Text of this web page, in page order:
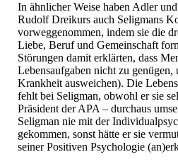
In ähnlicher Weise haben Adler
Rudolf Dreikurs auch Seligmans
vorweggenommen, indem sie die
Liebe, Beruf und Gemeinschaft
Störungen damit erklärten, dass
Lebensaufgaben nicht zu
Krankheit ausweichen). Die
fehlt bei Seligman, obwohl er sie
Präsident der APA – durchaus
Seligman nie mit der
gekommen, sonst hätte er sie
seiner Positiven Psychologie